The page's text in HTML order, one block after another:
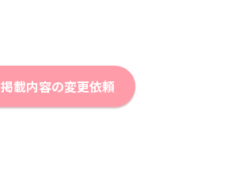
掲載内容の変更依頼